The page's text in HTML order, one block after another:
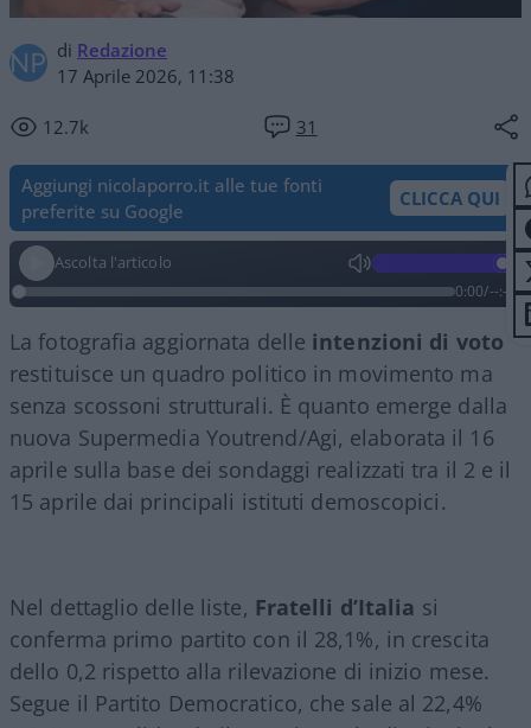
di Redazione
17 Aprile 2026, 11:38
12.7k 31
Aggiungi nicolaporro.it alle tue fonti
preferite su Google
CLICCA QUI
Ascolta l'articolo
0:00/--:--
La fotografia aggiornata delle intenzioni di voto
restituisce un quadro politico in movimento ma
senza scossoni strutturali. È quanto emerge dalla
nuova Supermedia Youtrend/Agi, elaborata il 16
aprile sulla base dei sondaggi realizzati tra il 2 e il
15 aprile dai principali istituti demoscopici.
Nel dettaglio delle liste, Fratelli d’Italia si
conferma primo partito con il 28,1%, in crescita
dello 0,2 rispetto alla rilevazione di inizio mese.
Segue il Partito Democratico, che sale al 22,4%